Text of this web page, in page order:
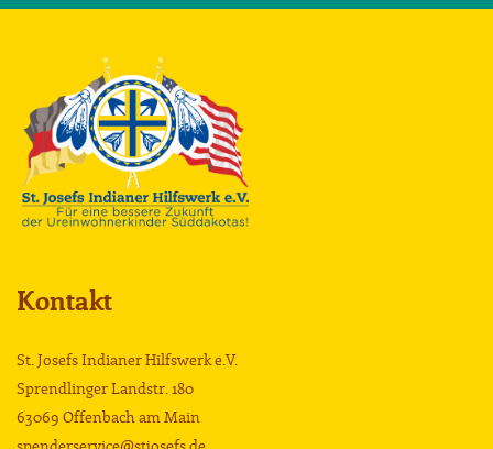
Kontakt
St. Josefs Indianer Hilfswerk e.V.
Sprendlinger Landstr. 180
63069 Offenbach am Main